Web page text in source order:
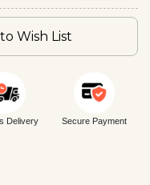
Wish List
Delivery Secure Payment